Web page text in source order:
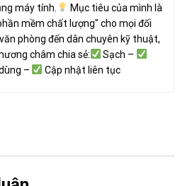
máy tính.
Mục tiêu của mình là
mềm chất lượng" cho mọi đối
phòng đến dân chuyên kỹ thuật,
châm chia sẻ:
Sạch –
– Cập nhật liên tục